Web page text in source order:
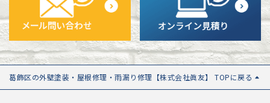
葛飾区の外壁塗装・屋根修理・雨漏り修理【株式会社眞友】 TOPに戻る